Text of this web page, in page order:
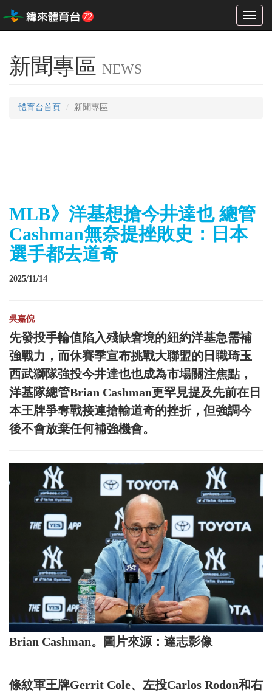
Toggle
新聞專區 NEWS
體育台首頁 新聞專區
MLB》洋基想搶今井達也 總管
Cashman無奈提挫敗史：日本
選手都去道奇
2025/11/14
吳嘉倪
先發投手輪值陷入殘缺窘境的紐約洋基急需補
強戰力，而休賽季宣布挑戰大聯盟的日職琦玉
西武獅隊強投今井達也也成為市場關注焦點，
洋基隊總管Brian Cashman更罕見提及先前在日
本王牌爭奪戰接連搶輸道奇的挫折，但強調今
後不會放棄任何補強機會。
Brian Cashman。圖片來源：達志影像
條紋軍王牌Gerrit Cole、左投Carlos Rodon和右